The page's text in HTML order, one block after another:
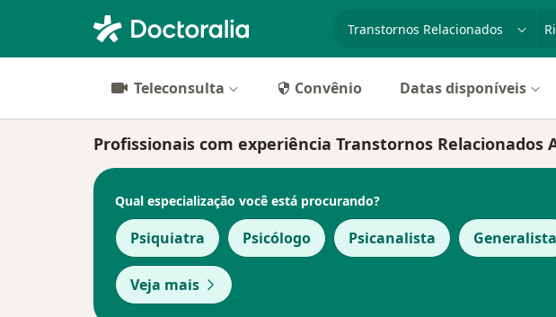
Teleconsulta Convênio Datas disponíveis
Profissionais com experiência Transtornos Relacionados
Qual especialização você está procurando?
Psiquiatra Psicólogo Psicanalista Generalista
Veja mais